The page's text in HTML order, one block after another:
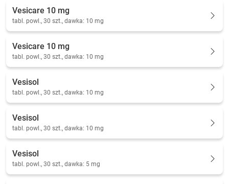
Vesicare 10 mg
tabl. powl., 30 szt., dawka: 10 mg
Vesicare 10 mg
tabl. powl., 30 szt., dawka: 10 mg
Vesisol
tabl. powl., 30 szt., dawka: 10 mg
Vesisol
tabl. powl., 30 szt., dawka: 10 mg
Vesisol
tabl. powl., 30 szt., dawka: 5 mg